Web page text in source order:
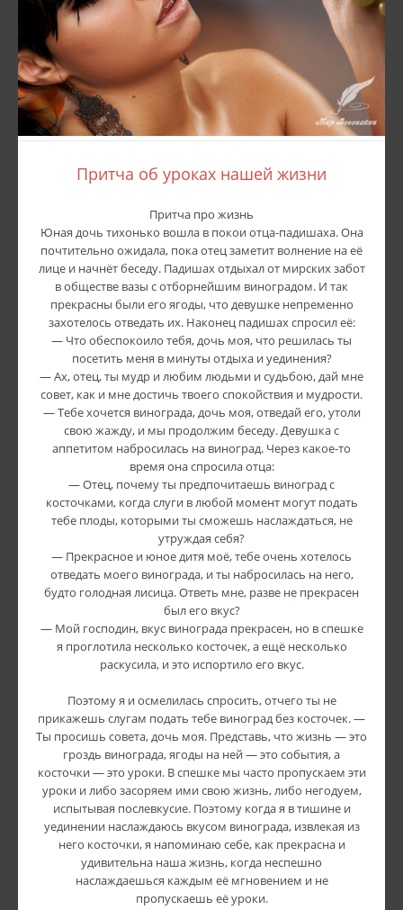
Притча об уроках нашей жизни
Притча про жизнь
Юная дочь тихонько вошла в покои отца-падишаха. Она
почтительно ожидала, пока отец заметит волнение на её
лице и начнёт беседу. Падишах отдыхал от мирских забот
в обществе вазы с отборнейшим виноградом. И так
прекрасны были его ягоды, что девушке непременно
захотелось отведать их. Наконец падишах спросил её:
— Что обеспокоило тебя, дочь моя, что решилась ты
посетить меня в минуты отдыха и уединения?
— Ах, отец, ты мудр и любим людьми и судьбою, дай мне
совет, как и мне достичь твоего спокойствия и мудрости.
— Тебе хочется винограда, дочь моя, отведай его, утоли
свою жажду, и мы продолжим беседу. Девушка с
аппетитом набросилась на виноград. Через какое-то
время она спросила отца:
— Отец, почему ты предпочитаешь виноград с
косточками, когда слуги в любой момент могут подать
тебе плоды, которыми ты сможешь наслаждаться, не
утруждая себя?
— Прекрасное и юное дитя моё, тебе очень хотелось
отведать моего винограда, и ты набросилась на него,
будто голодная лисица. Ответь мне, разве не прекрасен
был его вкус?
— Мой господин, вкус винограда прекрасен, но в спешке
я проглотила несколько косточек, а ещё несколько
раскусила, и это испортило его вкус.
Поэтому я и осмелилась спросить, отчего ты не
прикажешь слугам подать тебе виноград без косточек. —
Ты просишь совета, дочь моя. Представь, что жизнь — это
гроздь винограда, ягоды на ней — это события, а
косточки — это уроки. В спешке мы часто пропускаем эти
уроки и либо засоряем ими свою жизнь, либо негодуем,
испытывая послевкусие. Поэтому когда я в тишине и
уединении наслаждаюсь вкусом винограда, извлекая из
него косточки, я напоминаю себе, как прекрасна и
удивительна наша жизнь, когда неспешно
наслаждаешься каждым её мгновением и не
пропускаешь её уроки.